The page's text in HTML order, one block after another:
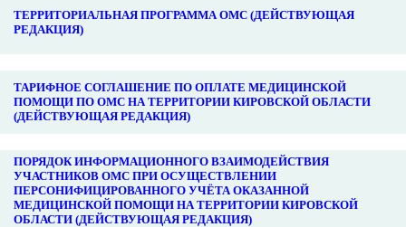
ТЕРРИТОРИАЛЬНАЯ ПРОГРАММА ОМС (ДЕЙСТВУЮЩАЯ
РЕДАКЦИЯ)
ТАРИФНОЕ СОГЛАШЕНИЕ ПО ОПЛАТЕ МЕДИЦИНСКОЙ
ПОМОЩИ ПО ОМС НА ТЕРРИТОРИИ КИРОВСКОЙ ОБЛАСТИ
(ДЕЙСТВУЮЩАЯ РЕДАКЦИЯ)
ПОРЯДОК ИНФОРМАЦИОННОГО ВЗАИМОДЕЙСТВИЯ
УЧАСТНИКОВ ОМС ПРИ ОСУЩЕСТВЛЕНИИ
ПЕРСОНИФИЦИРОВАННОГО УЧЁТА ОКАЗАННОЙ
МЕДИЦИНСКОЙ ПОМОЩИ НА ТЕРРИТОРИИ КИРОВСКОЙ
ОБЛАСТИ (ДЕЙСТВУЮЩАЯ РЕДАКЦИЯ)